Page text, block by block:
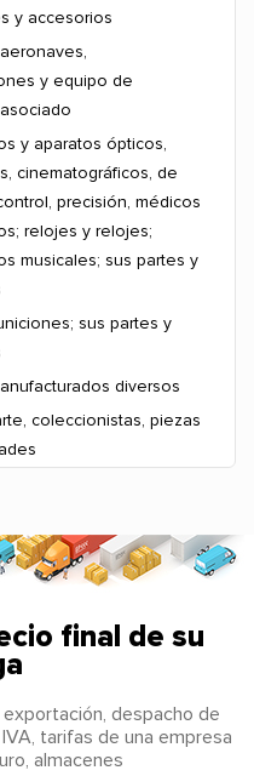
y accesorios
y equipo de
y aparatos ópticos,
cinematográficos, de
precisión, médicos
relojes y relojes;
musicales; sus partes y
sus partes y
diversos
coleccionistas, piezas
final de su
despacho de
tarifas de una empresa
almacenes